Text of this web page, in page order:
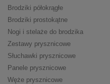
Brodziki półokrągłe
Brodziki prostokątne
Nogi i stelaże do brodzika
Zestawy prysznicowe
Słuchawki prysznicowe
Panele prysznicowe
Węże prysznicowe